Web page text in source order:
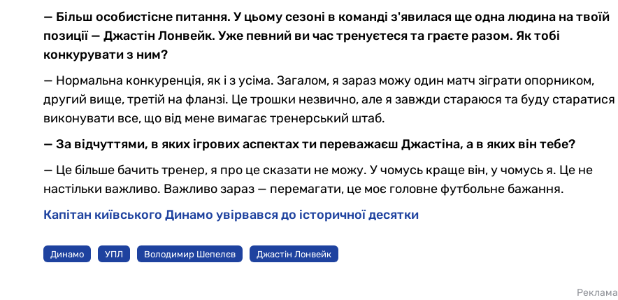
— Більш особистісне питання. У цьому сезоні в команді з'явилася ще одна людина на твоїй
позиції — Джастін Лонвейк. Уже певний ви час тренуєтеся та граєте разом. Як тобі
конкурувати з ним?
— Нормальна конкуренція, як і з усіма. Загалом, я зараз можу один матч зіграти опорником,
другий вище, третій на фланзі. Це трошки незвично, але я завжди стараюся та буду старатися
виконувати все, що від мене вимагає тренерський штаб.
— За відчуттями, в яких ігрових аспектах ти переважаєш Джастіна, а в яких він тебе?
— Це більше бачить тренер, я про це сказати не можу. У чомусь краще він, у чомусь я. Це не
настільки важливо. Важливо зараз — перемагати, це моє головне футбольне бажання.
Капітан київського Динамо увірвався до історичної десятки
Динамо УПЛ Володимир Шепелєв Джастін Лонвейк
Реклама